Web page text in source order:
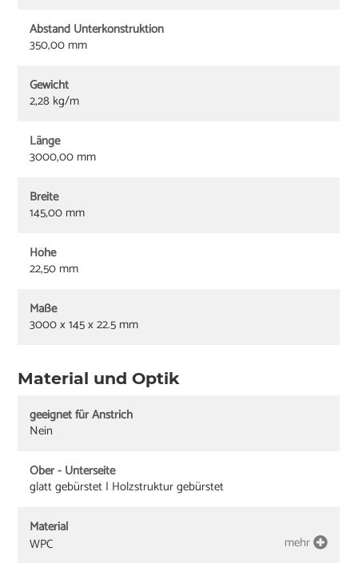
Abstand Unterkonstruktion
350,00 mm
Gewicht
2,28 kg/m
Länge
3000,00 mm
Breite
145,00 mm
Höhe
22,50 mm
Maße
3000 x 145 x 22.5 mm
Material und Optik
geeignet für Anstrich
Nein
Ober - Unterseite
glatt gebürstet | Holzstruktur gebürstet
Material
WPC
mehr